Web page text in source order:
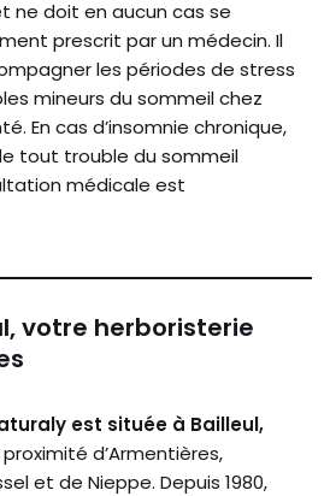
ne doit en aucun cas se
prescrit par un médecin. Il
les périodes de stress
mineurs du sommeil chez
En cas d’insomnie chronique,
tout trouble du sommeil
médicale est
votre herboristerie
est située à Bailleul,
proximité d’Armentières,
et de Nieppe. Depuis 1980,